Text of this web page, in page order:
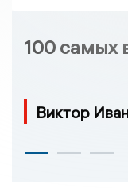
100 самых
Виктор